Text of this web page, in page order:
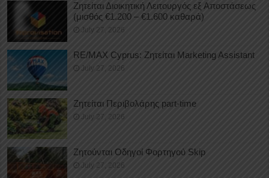
Ζητείται Διοικητική Λειτουργός εξ Αποστάσεως
(μισθός €1.200 – €1.600 καθαρά)
July 27, 2026
RE/MAX Cyprus: Ζητείται Marketing Assistant
July 27, 2026
Ζητείται Περιβολάρης part-time
July 27, 2026
Ζητούνται Οδηγοί Φορτηγού Skip
July 27, 2026